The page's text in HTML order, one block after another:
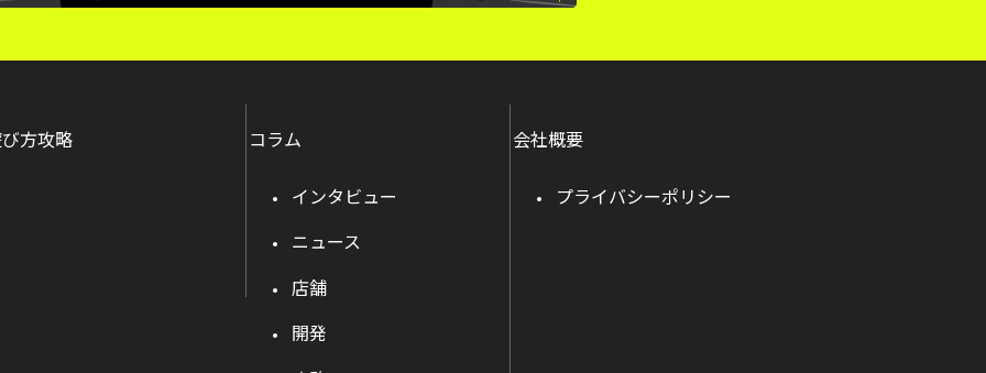
方攻略 コラム
インタビュー
ニュース
店舗
開発
会社概要
プライバシーポリシー